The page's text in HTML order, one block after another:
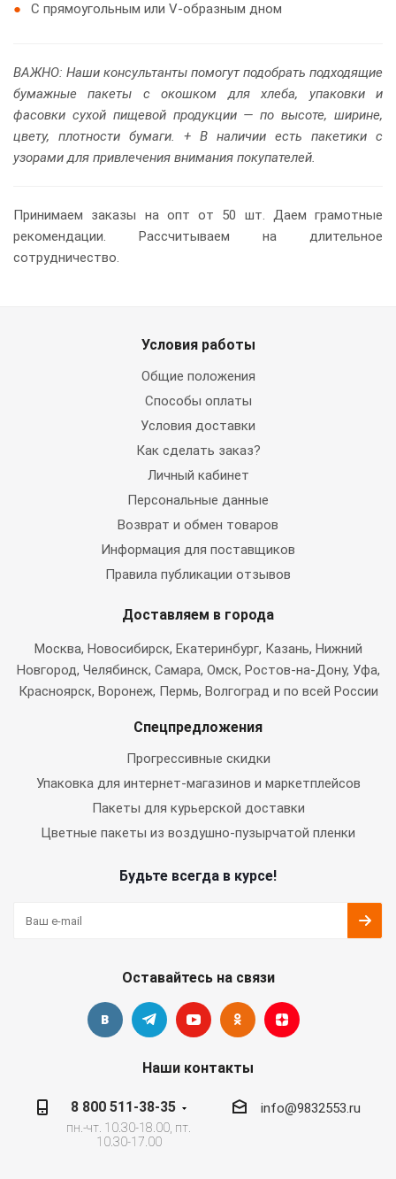
С прямоугольным или V-образным дном
ВАЖНО: Наши консультанты помогут подобрать подходящие
бумажные пакеты с окошком для хлеба, упаковки и
фасовки сухой пищевой продукции — по высоте, ширине,
цвету, плотности бумаги. + В наличии есть пакетики с
узорами для привлечения внимания покупателей.
Принимаем заказы на опт от 50 шт. Даем грамотные
рекомендации. Рассчитываем на длительное
сотрудничество.
Условия работы
Общие положения
Способы оплаты
Условия доставки
Как сделать заказ?
Личный кабинет
Персональные данные
Возврат и обмен товаров
Информация для поставщиков
Правила публикации отзывов
Доставляем в города
Москва, Новосибирск, Екатеринбург, Казань, Нижний
Новгород, Челябинск, Самара, Омск, Ростов-на-Дону, Уфа,
Красноярск, Воронеж, Пермь, Волгоград и по всей России
Спецпредложения
Прогрессивные скидки
Упаковка для интернет-магазинов и маркетплейсов
Пакеты для курьерской доставки
Цветные пакеты из воздушно-пузырчатой пленки
Будьте всегда в курсе!
Оставайтесь на связи
Наши контакты
8 800 511-38-35
пн.-чт. 10.30-18.00, пт.
10.30-17.00
info@9832553.ru